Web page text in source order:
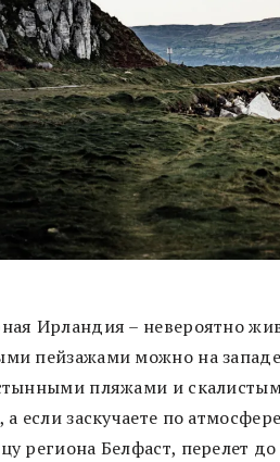
Ирландия – невероятно
пейзажами можно на
пляжами и
а если заскучаете по
региона Белфаст, перелет